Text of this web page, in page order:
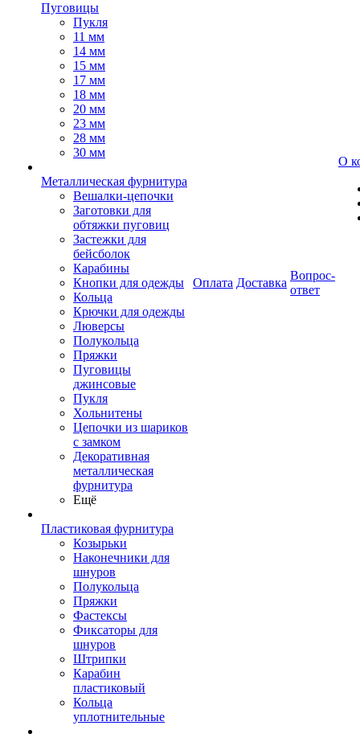
Пуговицы
Пукля
11 мм
14 мм
15 мм
17 мм
18 мм
20 мм
23 мм
28 мм
30 мм
Металлическая фурнитура
Вешалки-цепочки
Заготовки для
обтяжки пуговиц
Застежки для
бейсболок
Карабины
Кнопки для одежды
Кольца
Крючки для одежды
Люверсы
Полукольца
Пряжки
Пуговицы
джинсовые
Пукля
Хольнитены
Цепочки из шариков
с замком
Декоративная
металлическая
фурнитура
Ещё
Пластиковая фурнитура
Козырьки
Наконечники для
шнуров
Полукольца
Пряжки
Фастексы
Фиксаторы для
шнуров
Штрипки
Карабин
пластиковый
Кольца
уплотнительные
Оплата Доставка
Вопрос-
ответ
О